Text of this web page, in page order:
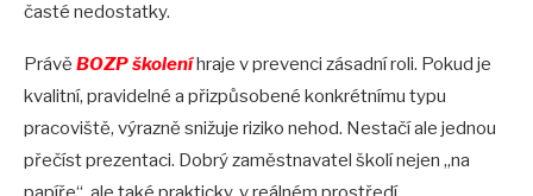
časté nedostatky.
Právě BOZP školeníhraje v prevenci zásadní roli. Pokud je
kvalitní, pravidelné a přizpůsobené konkrétnímu typu
pracoviště, výrazně snižuje riziko nehod. Nestačí ale jednou
přečíst prezentaci. Dobrý zaměstnavatel školí nejen „na